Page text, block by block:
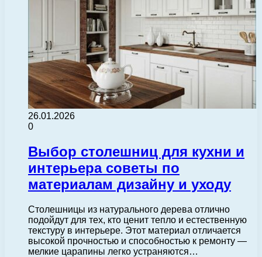
26.01.2026
0
Выбор столешниц для кухни и
интерьера советы по
материалам дизайну и уходу
Столешницы из натурального дерева отлично
подойдут для тех, кто ценит тепло и естественную
текстуру в интерьере. Этот материал отличается
высокой прочностью и способностью к ремонту —
мелкие царапины легко устраняются…